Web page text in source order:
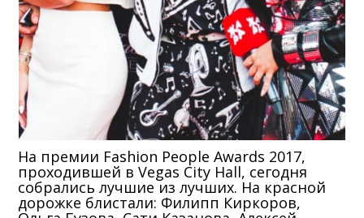
На премии Fashion People Awards 2017,
проходившей в Vegas City Hall, сегодня
собрались лучшие из лучших. На красной
дорожке блистали: Филипп Киркоров,